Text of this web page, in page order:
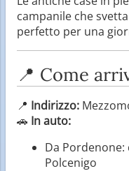
campanile che
perfetto per una
📍 Come
📍 Indirizzo:
🚗 In auto:
Da Pordenone:
Polcenigo